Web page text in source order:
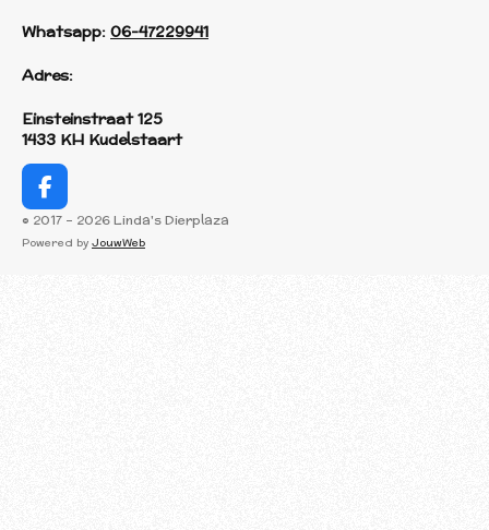
Whatsapp: 06-47229941
Adres:
Einsteinstraat 125
1433 KH Kudelstaart
F
a
c
© 2017 - 2026 Linda's Dierplaza
Powered by JouwWeb